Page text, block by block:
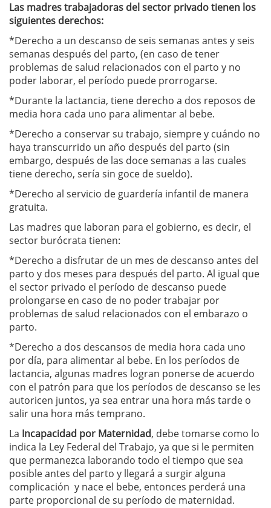
Las madres trabajadoras del sector privado tienen los
siguientes derechos:
*Derecho a un descanso de seis semanas antes y seis
semanas después del parto, (en caso de tener
problemas de salud relacionados con el parto y no
poder laborar, el período puede prorrogarse.
*Durante la lactancia, tiene derecho a dos reposos de
media hora cada uno para alimentar al bebe.
*Derecho a conservar su trabajo, siempre y cuándo no
haya transcurrido un año después del parto (sin
embargo, después de las doce semanas a las cuales
tiene derecho, sería sin goce de sueldo).
*Derecho al servicio de guardería infantil de manera
gratuita.
Las madres que laboran para el gobierno, es decir, el
sector burócrata tienen:
*Derecho a disfrutar de un mes de descanso antes del
parto y dos meses para después del parto. Al igual que
el sector privado el período de descanso puede
prolongarse en caso de no poder trabajar por
problemas de salud relacionados con el embarazo o
parto.
*Derecho a dos descansos de media hora cada uno
por día, para alimentar al bebe. En los períodos de
lactancia, algunas madres logran ponerse de acuerdo
con el patrón para que los períodos de descanso se les
autoricen juntos, ya sea entrar una hora más tarde o
salir una hora más temprano.
La Incapacidad por Maternidad, debe tomarse como lo
indica la Ley Federal del Trabajo, ya que si le permiten
que permanezca laborando todo el tiempo que sea
posible antes del parto y llegará a surgir alguna
complicación y nace el bebe, entonces perderá una
parte proporcional de su período de maternidad.